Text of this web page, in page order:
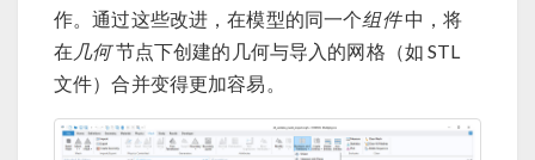
作。通过这些改进，在模型的同一个组件中，将
在 几何节点下创建的几何与导入的网格（如 STL
文件）合并变得更加容易。